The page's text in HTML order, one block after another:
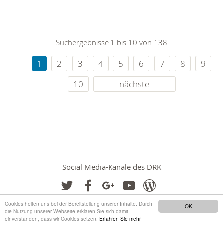
OK
Cookies helfen uns bei der Bereitstellung unserer Inhalte. Durch
die Nutzung unserer Webseite erklären Sie sich damit
einverstanden, dass wir Cookies setzen. Erfahren Sie mehr
Suchergebnisse 1 bis 10 von 138
1 2 3 4 5 6 7 8
9
10
nächste
Social Media-Kanäle des DRK